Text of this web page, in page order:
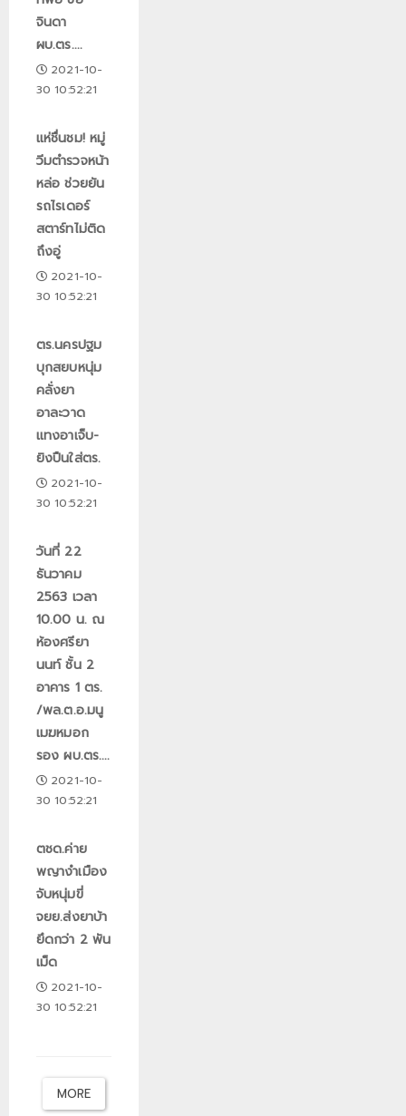
จินดา
ผบ.ตร....
2021-10-
30 10:52:21
แห่ชื่นชม! หมู่
วีมตำรวจหน้า
หล่อ ช่วยยัน
รถไรเดอร์
สตาร์ทไม่ติด
ถึงอู่
2021-10-
30 10:52:21
ตร.นครปฐม
บุกสยบหนุ่ม
คลั่งยา
อาละวาด
แทงอาเจ็บ-
ยิงปืนใส่ตร.
2021-10-
30 10:52:21
วันที่ 22
ธันวาคม
2563 เวลา
10.00 น. ณ
ห้องศรียา
นนท์ ชั้น 2
อาคาร 1 ตร.
/พล.ต.อ.มนู
เมฆหมอก
รอง ผบ.ตร....
2021-10-
30 10:52:21
ตชด.ค่าย
พญางำเมือง
จับหนุ่มขี่
จยย.ส่งยาบ้า
ยึดกว่า 2 พัน
เม็ด
2021-10-
30 10:52:21
MORE